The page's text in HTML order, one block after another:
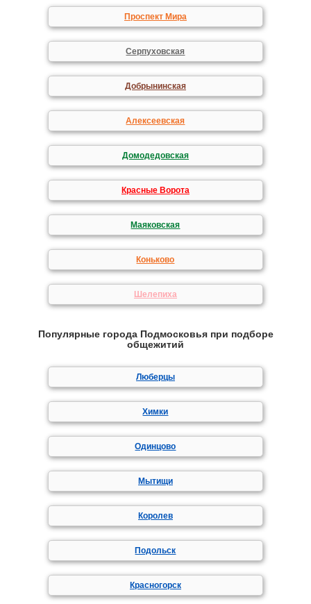
Проспект Мира
Серпуховская
Добрынинская
Алексеевская
Домодедовская
Красные Ворота
Маяковская
Коньково
Шелепиха
Популярные города Подмосковья при подборе
общежитий
Люберцы
Химки
Одинцово
Мытищи
Королев
Подольск
Красногорск